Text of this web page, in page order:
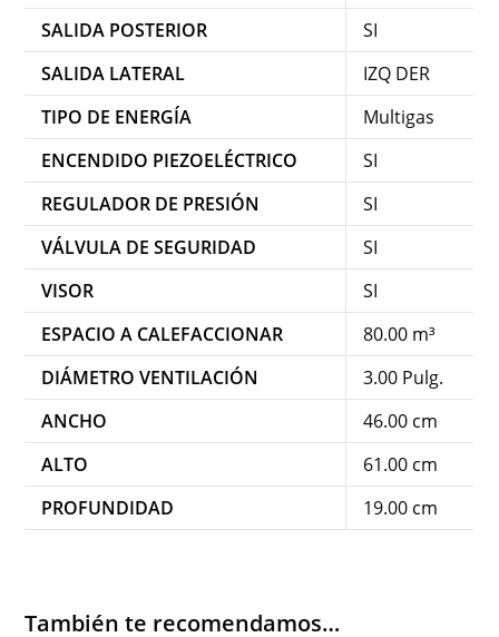
SALIDA POSTERIOR
SI
SALIDA LATERAL
IZQ DER
TIPO DE ENERGÍA
Multigas
ENCENDIDO PIEZOELÉCTRICO
SI
REGULADOR DE PRESIÓN
SI
VÁLVULA DE SEGURIDAD
SI
VISOR
SI
ESPACIO A CALEFACCIONAR
80.00 m³
DIÁMETRO VENTILACIÓN
3.00 Pulg.
ANCHO
46.00 cm
ALTO
61.00 cm
PROFUNDIDAD
19.00 cm
También te recomendamos…